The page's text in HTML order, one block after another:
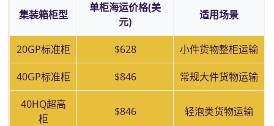
集装箱柜型
单柜海运价格(美
元)
适用场景
20GP标准柜 $628 小件货物整柜运输
40GP标准柜 $846 常规大件货物运输
40HQ超高
柜
$846 轻泡类货物运输